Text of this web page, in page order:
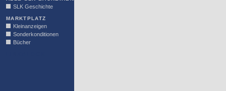
SLK Geschichte
MARKTPLATZ
Kleinanzeigen
Sonderkonditionen
Bücher